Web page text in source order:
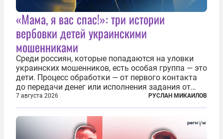
«Мама, я вас спас!»: три истории
вербовки детей украинскими
мошенниками
Среди россиян, которые попадаются на уловки
украинских мошенников, есть особая группа — это
дети. Процесс обработки — от первого контакта
до передачи денег или исполнения задания от
кураторов может занять от двух часов до
нескольких месяцев. Детей превращают в
послушных исполнителей, которые...
7 августа 2026 РУСЛАН МИКАИЛОВ